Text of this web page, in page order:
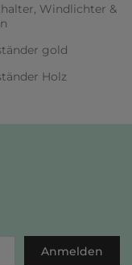
Windlichter &
gold
Holz
Anmelden